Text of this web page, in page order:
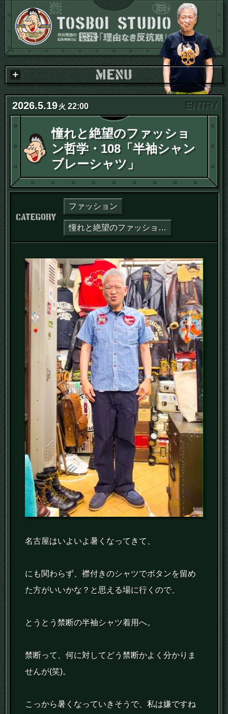
2026.5.19火 22:00
憧れと絶望のファッショ
ン哲学・108「半袖シャン
ブレーシャツ」
カテゴリー：
ファッション
憧れと絶望のファッション哲学
名古屋はいよいよ暑くなってきて、
にも関わらず、襟付きのシャツでボタンを留め
た方がいいかな？と思える場に行くので、
とうとう禁断の半袖シャツ着用へ。
禁断って、何に対してどう禁断かよく分かりま
せんが(笑)。
こっから暑くなっていきそうで、私は嫌ですね